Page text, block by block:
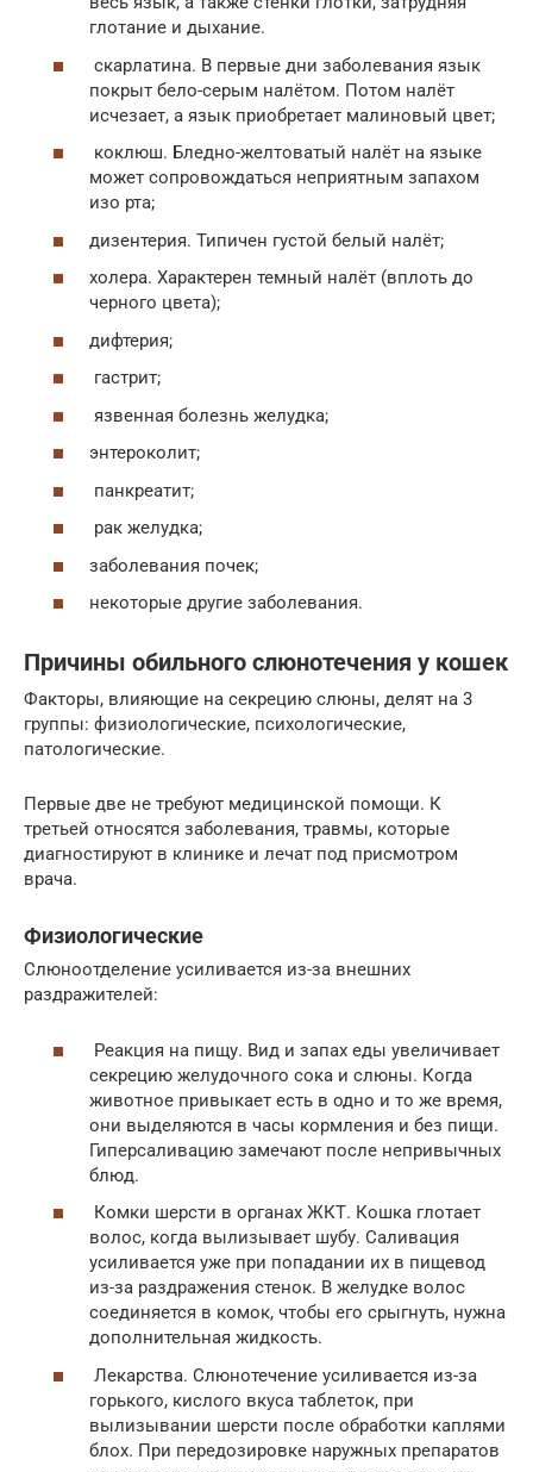
глотание и дыхание.
скарлатина. В первые дни заболевания язык
покрыт бело-серым налётом. Потом налёт
исчезает, а язык приобретает малиновый цвет;
коклюш. Бледно-желтоватый налёт на языке
может сопровождаться неприятным запахом
изо рта;
дизентерия. Типичен густой белый налёт;
холера. Характерен темный налёт (вплоть до
черного цвета);
дифтерия;
гастрит;
язвенная болезнь желудка;
энтероколит;
панкреатит;
рак желудка;
заболевания почек;
некоторые другие заболевания.
Причины обильного слюнотечения у кошек
Факторы, влияющие на секрецию слюны, делят на 3
группы: физиологические, психологические,
патологические.
Первые две не требуют медицинской помощи. К
третьей относятся заболевания, травмы, которые
диагностируют в клинике и лечат под присмотром
врача.
Физиологические
Слюноотделение усиливается из-за внешних
раздражителей:
Реакция на пищу. Вид и запах еды увеличивает
секрецию желудочного сока и слюны. Когда
животное привыкает есть в одно и то же время,
они выделяются в часы кормления и без пищи.
Гиперсаливацию замечают после непривычных
блюд.
Комки шерсти в органах ЖКТ. Кошка глотает
волос, когда вылизывает шубу. Саливация
усиливается уже при попадании их в пищевод
из-за раздражения стенок. В желудке волос
соединяется в комок, чтобы его срыгнуть, нужна
дополнительная жидкость.
Лекарства. Слюнотечение усиливается из-за
горького, кислого вкуса таблеток, при
вылизывании шерсти после обработки каплями
блох. При передозировке наружных препаратов